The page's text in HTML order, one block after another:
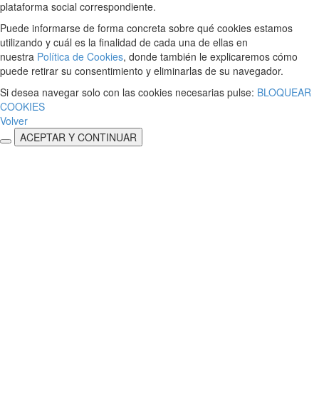
plataforma social correspondiente.
Puede informarse de forma concreta sobre qué cookies estamos
utilizando y cuál es la finalidad de cada una de ellas en
nuestra Política de Cookies, donde también le explicaremos cómo
puede retirar su consentimiento y eliminarlas de su navegador.
Si desea navegar solo con las cookies necesarias pulse: BLOQUEAR
COOKIES
Volver
ACEPTAR Y CONTINUAR